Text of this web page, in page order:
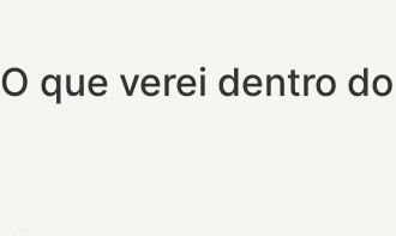
O que verei dentro